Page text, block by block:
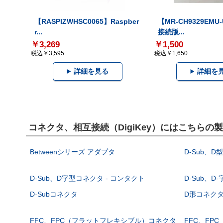
【RASPIZWHSC0065】Raspber
r...
￥3,269
税込￥3,595
詳細を見る
【MR-
接続版...
￥1,500
税込￥1,650
詳細を
コネクタ、相互接続（DigiKey）にはこちらの
Betweenシリーズ アダプタ D-Sub、D
D-Sub、D字型コネクタ - コンタクト
D-Sub、D-
D-Subコネクタ
D形コネク
FFC、FPC（フラットフレキシブル）コネクタ FFC、FPC